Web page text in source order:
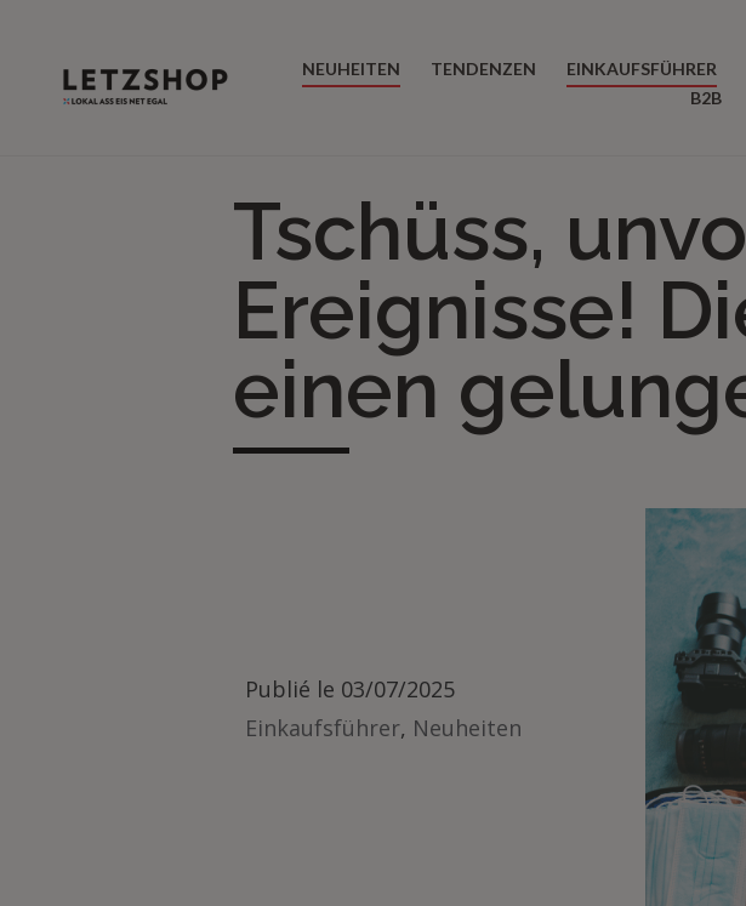
NEUHEITEN TENDENZEN EINKAUFSFÜHRER
B2B
Tschüss,
Ereignisse!
einen
Publié le 03/07/2025
Einkaufsführer, Neuheiten